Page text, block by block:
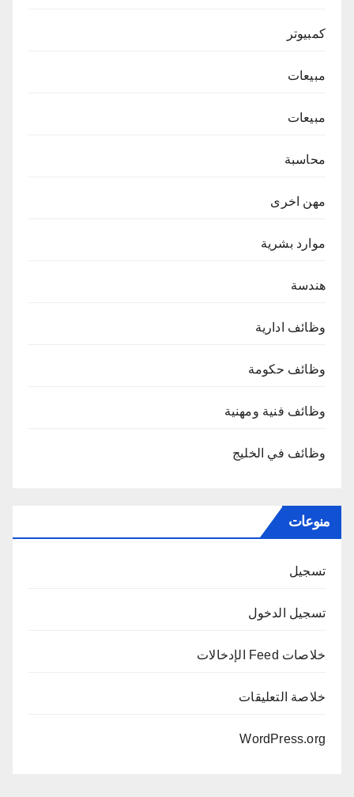
كمبيوتر
مبيعات
مبيعات
محاسبة
مهن اخرى
موارد بشرية
هندسة
وظائف ادارية
وظائف حكومة
وظائف فنية ومهنية
وظائف في الخليج
منوعات
تسجيل
تسجيل الدخول
خلاصات Feed الإدخالات
خلاصة التعليقات
WordPress.org